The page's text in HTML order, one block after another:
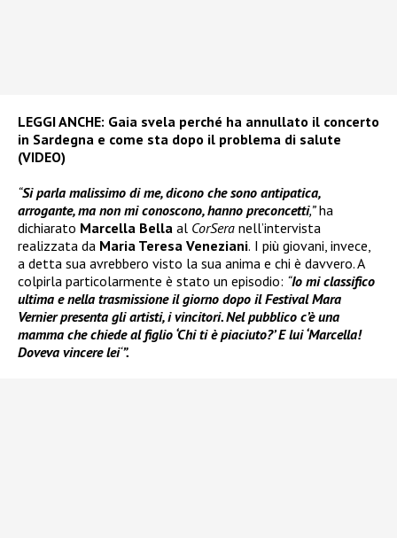
LEGGI ANCHE: Gaia svela perché ha annullato il concerto
in Sardegna e come sta dopo il problema di salute
(VIDEO)
“Si parla malissimo di me, dicono che sono antipatica,
arrogante, ma non mi conoscono, hanno preconcetti,”ha
dichiarato Marcella Bella al CorSera nell’intervista
realizzata da Maria Teresa Veneziani. I più giovani, invece,
a detta sua avrebbero visto la sua anima e chi è davvero. A
colpirla particolarmente è stato un episodio: “Io mi classifico
ultima e nella trasmissione il giorno dopo il Festival Mara
Vernier presenta gli artisti, i vincitori. Nel pubblico c’è una
mamma che chiede al figlio ‘Chi ti è piaciuto?’ E lui ‘Marcella!
Doveva vincere lei‘”.